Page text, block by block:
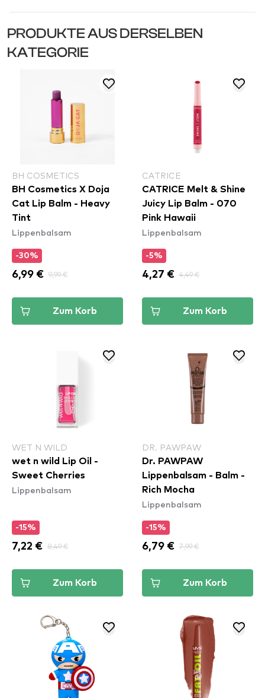
PRODUKTE AUS DERSELBEN
KATEGORIE
BH COSMETICS
BH Cosmetics X Doja
Cat Lip Balm - Heavy
Tint
Lippenbalsam
-30%
6,99 € 9,99 €
Zum Korb
CATRICE
CATRICE Melt & Shine
Juicy Lip Balm - 070
Pink Hawaii
Lippenbalsam
-5%
4,27 € 4,49 €
Zum Korb
WET N WILD
wet n wild Lip Oil -
Sweet Cherries
Lippenbalsam
-15%
7,22 € 8,49 €
Zum Korb
DR. PAWPAW
Dr. PAWPAW
Lippenbalsam - Balm -
Rich Mocha
Lippenbalsam
-15%
6,79 € 7,99 €
Zum Korb